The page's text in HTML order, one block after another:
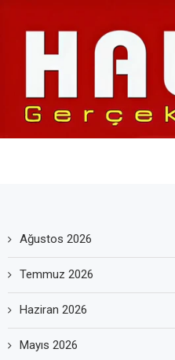
Ağustos 2026
Temmuz 2026
Haziran 2026
Mayıs 2026